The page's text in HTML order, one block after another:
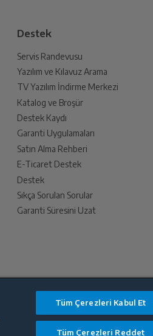
Destek
Servis Randevusu
Yazılım ve Kılavuz Arama
TV Yazılım İndirme Merkezi
Katalog ve Broşür
Destek Kaydı
Garanti Uygulamaları
Satın Alma Rehberi
E-Ticaret Destek
Destek
Sıkça Sorulan Sorular
Garanti Süresini Uzat
Tüm Çerezleri Kabul Et
Tüm Çerezleri Reddet